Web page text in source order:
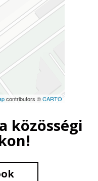
contributors ©CARTO
közösségi